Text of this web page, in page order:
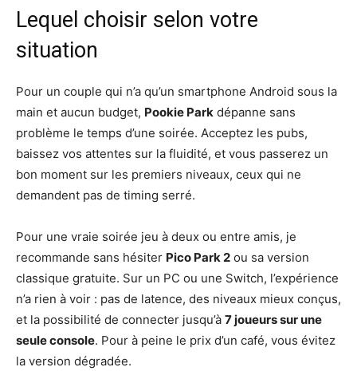
Lequel choisir selon votre
situation
Pour un couple qui n’a qu’un smartphone Android sous la
main et aucun budget, Pookie Park dépanne sans
problème le temps d’une soirée. Acceptez les pubs,
baissez vos attentes sur la fluidité, et vous passerez un
bon moment sur les premiers niveaux, ceux qui ne
demandent pas de timing serré.
Pour une vraie soirée jeu à deux ou entre amis, je
recommande sans hésiter Pico Park 2 ou sa version
classique gratuite. Sur un PC ou une Switch, l’expérience
n’a rien à voir : pas de latence, des niveaux mieux conçus,
et la possibilité de connecter jusqu’à 7 joueurs sur une
seule console. Pour à peine le prix d’un café, vous évitez
la version dégradée.